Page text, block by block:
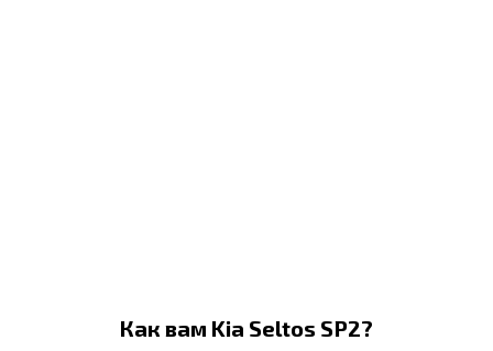
Как вам Kia Seltos SP2?